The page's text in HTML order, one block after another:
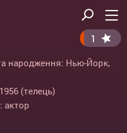
1
народження: Нью-Йорк,
(телець)
актор